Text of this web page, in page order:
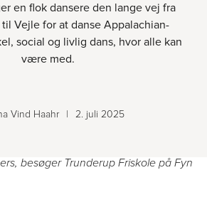
en flok dansere den lange vej fra
til Vejle for at danse Appalachian-
social og livlig dans, hvor alle kan
være med.
Vind Haahr | 2. juli 2025
besøger Trunderup Friskole på Fyn